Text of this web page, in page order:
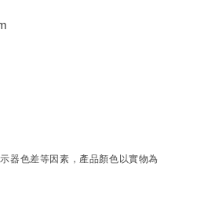
器色差等因素，產品顏色以實物為